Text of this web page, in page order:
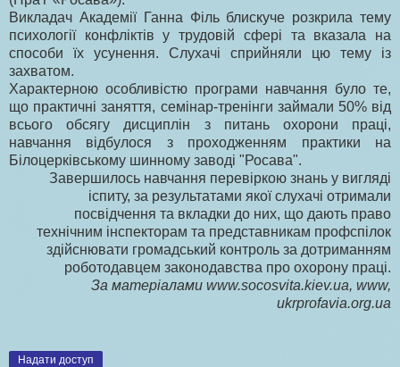
Викладач Академії Ганна Філь блискуче розкрила тему
психології конфліктів у трудовій сфері та вказала на
способи їх усунення. Слухачі сприйняли цю тему із
захватом.
Характерною особливістю програми навчання було те,
що практичні заняття, семінар-тренінги займали 50% від
всього обсягу дисциплін з питань охорони праці,
навчання відбулося з проходженням практики на
Білоцерківському шинному заводі "Росава".
Завершилось навчання перевіркою знань у вигляді
іспиту, за результатами якої слухачі отримали
посвідчення та вкладки до них, що дають право
технічним інспекторам та представникам профспілок
здійснювати громадський контроль за дотриманням
роботодавцем законодавства про охорону праці.
За матеріалами www.socosvita.kiev.ua, www,
ukrprofavia.org.ua
Надати доступ